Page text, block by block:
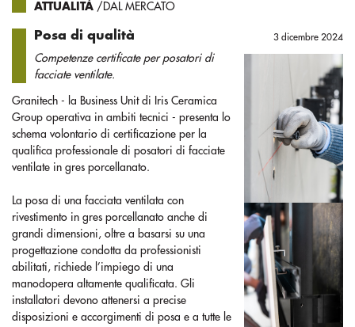
ATTUALITÀ /DAL MERCATO
Posa di qualità
Competenze certificate per posatori di
facciate ventilate.
3 dicembre 2024
Granitech - la Business Unit di Iris Ceramica
Group operativa in ambiti tecnici - presenta lo
schema volontario di certificazione per la
qualifica professionale di posatori di facciate
ventilate in gres porcellanato.
La posa di una facciata ventilata con
rivestimento in gres porcellanato anche di
grandi dimensioni, oltre a basarsi su una
progettazione condotta da professionisti
abilitati, richiede l’impiego di una
manodopera altamente qualificata. Gli
installatori devono attenersi a precise
disposizioni e accorgimenti di posa e a tutte le